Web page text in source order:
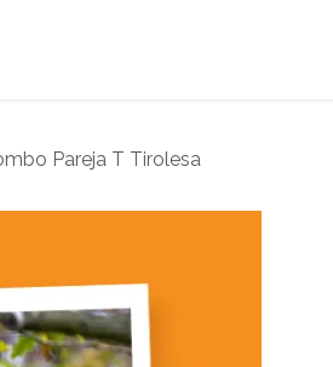
Pareja T Tirolesa